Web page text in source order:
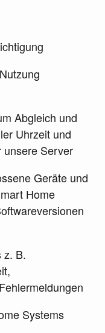
Abgleich und
Uhrzeit und
unsere Server
Geräte und
Home
z. B.
Systems